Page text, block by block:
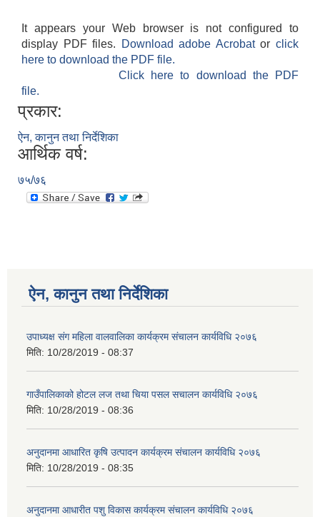
It appears your Web browser is not configured to
display PDF files.
Download adobe Acrobatorclick
here to download the PDF file.
Click here to download the PDF
file.
प्रकार:
ऐन, कानुन तथा निर्देशिका
आर्थिक वर्ष:
७५/७६
ऐन, कानुन तथा निर्देशिका
उपाध्यक्ष स‌ंग महिला वालवालिका कार्यक्रम संचालन कार्यविधि २०७६
मिति: 10/28/2019 - 08:37
गाउँपालिकाको होटल लज तथा चिया पसल स‌चालन कार्यविधि २०७६
मिति: 10/28/2019 - 08:36
अनुदानमा आधारित कृषि उत्पादन कार्यक्रम संचालन कार्यविधि २०७६
मिति: 10/28/2019 - 08:35
अनुदानमा आधारीत पशु विकास कार्यक्रम स‌ंचालन कार्यविधि २०७६